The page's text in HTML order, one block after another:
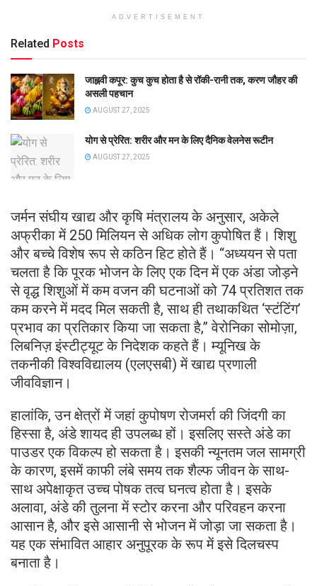
ADVERTISEMENT
Related Posts
जाह्नवी कपूर: कुच कुच होता है से रॉकी-रानी तक, करण जौहर की
असली पहचान
AUGUST 27, 2025
योग से प्रेरित: शरीर और मन के लिए दैनिक वेलनेस रूटीन
AUGUST 27, 2025
जर्मन संघीय खाद्य और कृषि मंत्रालय के अनुसार, अकेले
अफ्रीका में 250 मिलियन से अधिक लोग कुपोषित हैं। शिशु
और बच्चे विशेष रूप से कठिन हिट होते हैं। “अध्ययन से पता
चलता है कि पूरक भोजन के लिए एक दिन में एक अंडा जोड़ने
से वृद्ध शिशुओं में कम वजन की घटनाओं को 74 प्रतिशत तक
कम करने में मदद मिल सकती है, साथ ही तथाकथित ‘स्टंटिंग’
प्रभाव का प्रतिकार किया जा सकता है,” वेरोनिका सोमोज़ा,
लिबनिज़ इंस्टीट्यूट के निदेशक कहते हैं। म्यूनिख के
तकनीकी विश्वविद्यालय (एलएसबी) में खाद्य प्रणाली
जीवविज्ञान।
हालांकि, उन क्षेत्रों में जहां कुपोषण रोजमर्रा की जिंदगी का
हिस्सा है, अंडे शायद ही उपलब्ध हों। इसलिए सस्ते अंडे का
पाउडर एक विकल्प हो सकता है। इसकी न्यूनतम जल सामग्री
के कारण, इसमें काफी लंबे समय तक शैल्फ जीवन के साथ-
साथ अपेक्षाकृत उच्च पोषक तत्व घनत्व होता है। इसके
अलावा, अंडे की तुलना में स्टोर करना और परिवहन करना
आसान है, और इसे आसानी से भोजन में जोड़ा जा सकता है।
यह एक संभावित आहार अनुपूरक के रूप में इसे दिलचस्प
बनाता है।